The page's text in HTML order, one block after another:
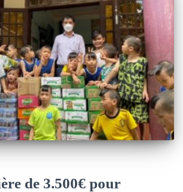
de 3.500€ pour